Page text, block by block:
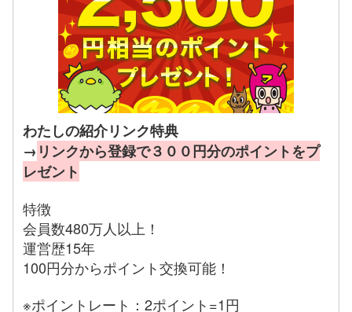
わたしの紹介リンク特典
→ リンクから登録で３００円分のポイントをプ
レゼント
特徴
会員数480万人以上！
運営歴15年
100円分からポイント交換可能！
※ポイントレート：2ポイント=1円